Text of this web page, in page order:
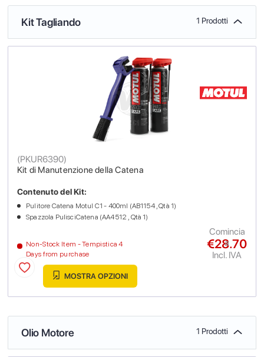
Kit Tagliando 1 Prodotti
Kit di Manutenzione della Catena
(PKUR6390)
Non-Stock Item - Tempistica 4
Days from purchase
Contenuto del Kit:
Pulitore Catena Motul C1 - 400ml (AB1154 , Qtà 1)
Spazzola PulisciCatena (AA4512 , Qtà 1)
€28.70
Incl. IVA
Comincia
a
MOSTRA OPZIONI
Olio Motore 1 Prodotti